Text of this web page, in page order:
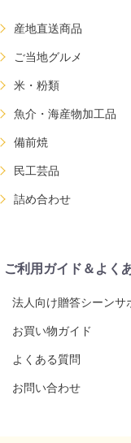
産地直送商品
ご当地グルメ
米・粉類
魚介・海産物加工品
備前焼
民工芸品
詰め合わせ
ご利用ガイド＆よく
法人向け贈答シーンサ
お買い物ガイド
よくある質問
お問い合わせ